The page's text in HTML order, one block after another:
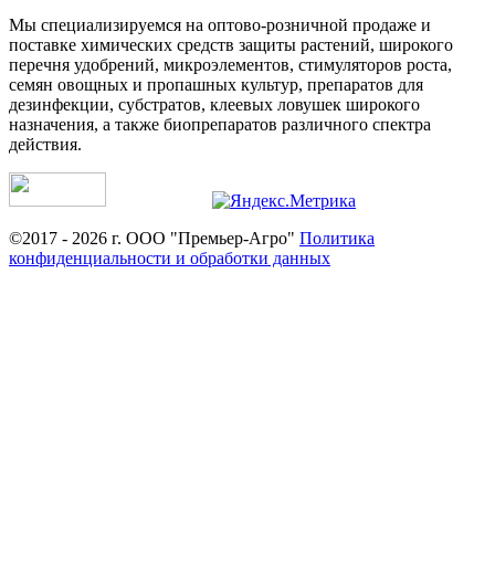
Мы специализируемся на оптово-розничной продаже и
поставке химических средств защиты растений, широкого
перечня удобрений, микроэлементов, стимуляторов роста,
семян овощных и пропашных культур, препаратов для
дезинфекции, субстратов, клеевых ловушек широкого
назначения, а также биопрепаратов различного спектра
действия.
©2017 - 2026 г. ООО "Премьер-Агро" Политика
конфиденциальности и обработки данных